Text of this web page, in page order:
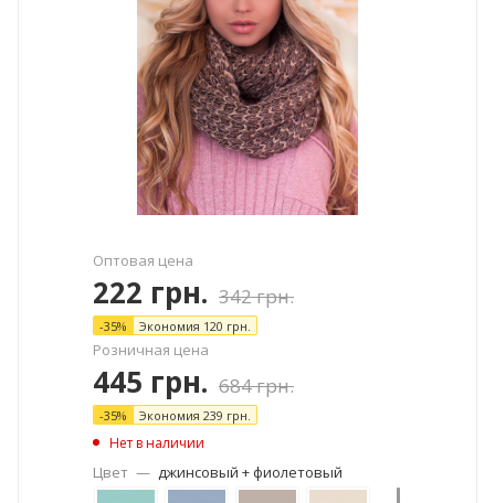
Оптовая цена
222 грн. 342грн.
-35% Экономия 120 грн.
Розничная цена
445 грн. 684грн.
-35% Экономия 239 грн.
Нет в наличии
Цвет — джинсовый + фиолетовый